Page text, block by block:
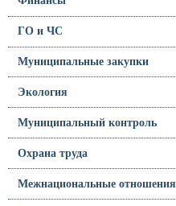
ГО и ЧС
Муниципальные закупки
Экология
Муниципальный контроль
Охрана труда
Межнациональные отношения